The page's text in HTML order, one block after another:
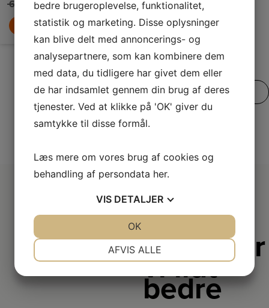
6.895,-
LÆG I KURV
LÆG I KURV
SE VORES FULDE UDVALG
Derfor er
vi lidt
bedre
bedre brugeroplevelse, funktionalitet,
statistik og marketing. Disse oplysninger
kan blive delt med annoncerings- og
analysepartnere, som kan kombinere dem
med data, du tidligere har givet dem eller
de har indsamlet gennem din brug af deres
tjenester. Ved at klikke på 'OK' giver du
samtykke til disse formål.
Læs mere om vores brug af cookies og
behandling af persondata her.
VIS DETALJER
STATISTIK
AFVIS ALLE
OK